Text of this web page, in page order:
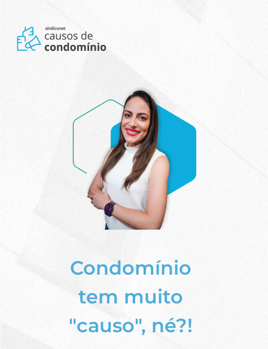
Condomínio
tem muito
"causo", né?!